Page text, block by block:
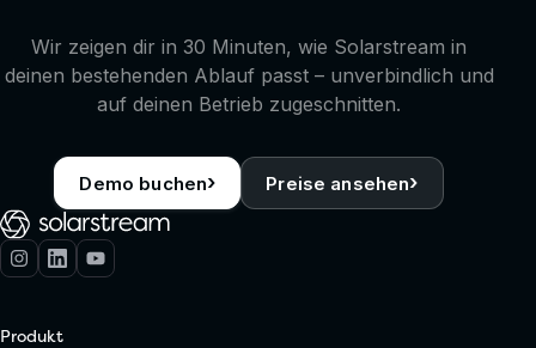
Wir zeigen dir in 30 Minuten, wie Solarstream in
deinen bestehenden Ablauf passt – unverbindlich und
auf deinen Betrieb zugeschnitten.
Demo buchen› Preise ansehen›
Produkt